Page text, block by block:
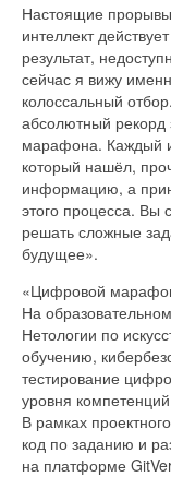
Настоящие
интеллект
результат,
сейчас я вижу
колоссальный
абсолютный рекорд
марафона. Каждый
который нашёл,
информацию, а
этого процесса. Вы
решать сложные
будущее».
«Цифровой
На
Нетологии по
обучению,
тестирование
уровня
В рамках
код по заданию и
на платформе